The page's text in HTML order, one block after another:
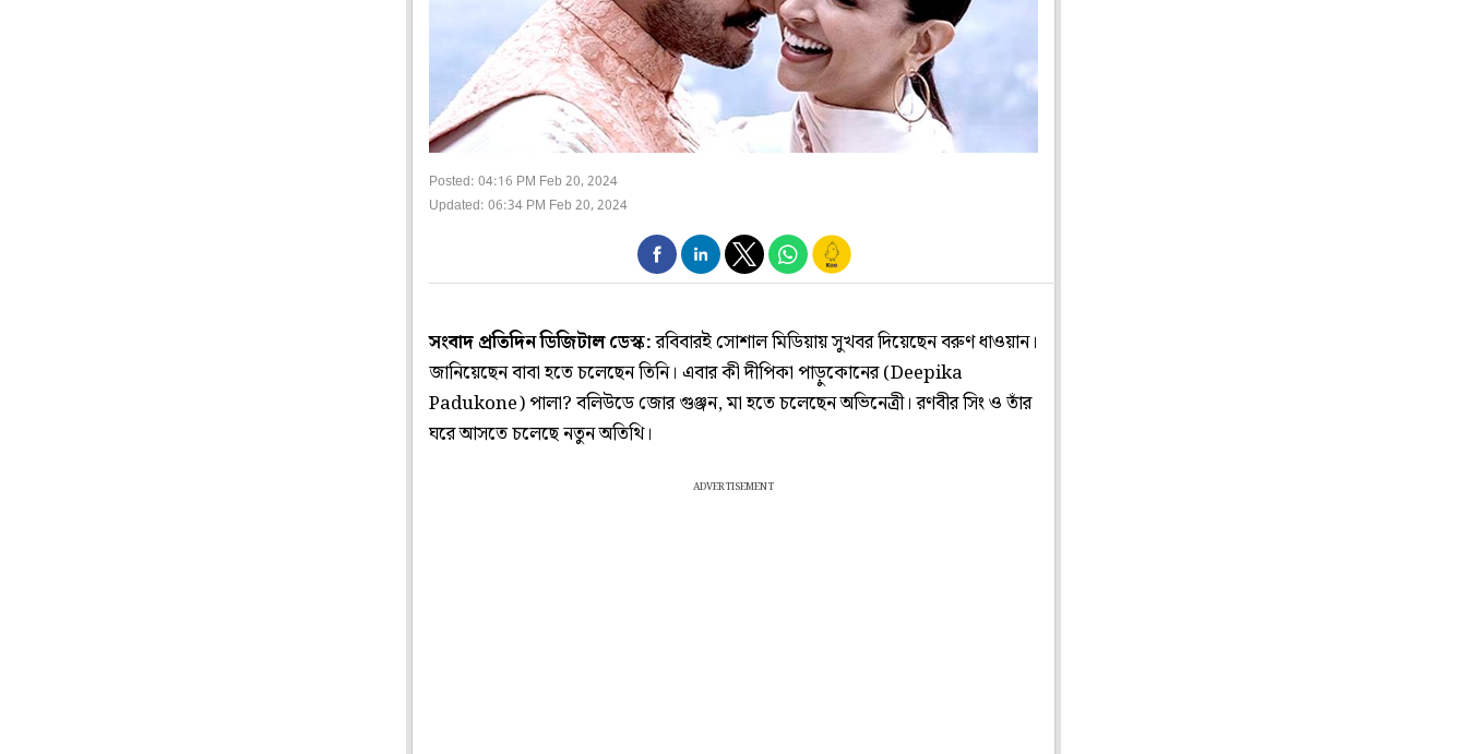
Posted: 04:16 PM Feb 20, 2024
Updated: 06:34 PM Feb 20, 2024
সংবাদ প্রতিদিন ডিজিটাল ডেস্ক:রবিবারই সোশাল মিডিয়ায় সুখবর দিয়েছেন বরুণ ধাওয়ান।
জানিয়েছেন বাবা হতে চলেছেন তিনি। এবার কী দীপিকা পাড়ুকোনের (Deepika
Padukone) পালা? বলিউডে জোর গুঞ্জন, মা হতে চলেছেন অভিনেত্রী। রণবীর সিং ও তাঁর
ঘরে আসতে চলেছে নতুন অতিথি।
ADVERTISEMENT